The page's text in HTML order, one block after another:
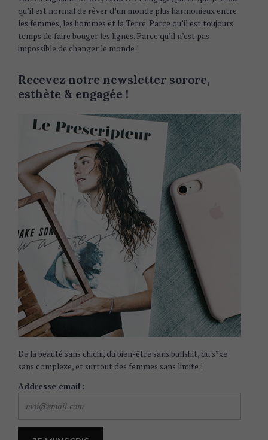
qu’il est normal de rêver d’un monde plus harmonieux entre
les femmes, les hommes et la Terre. Parce qu’il est toujours
temps de faire bouger les lignes. Parce qu’il n’est pas
impossible de changer le monde !
Recevez notre newsletter sorore,
esthète & engagée !
De la beauté sans chichi, du bien-être sans bullshit, du s*xe
sans complexe, et surtout des femmes sans limite !
Addresse email :